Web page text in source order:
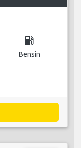
local_gas_station
Bensin